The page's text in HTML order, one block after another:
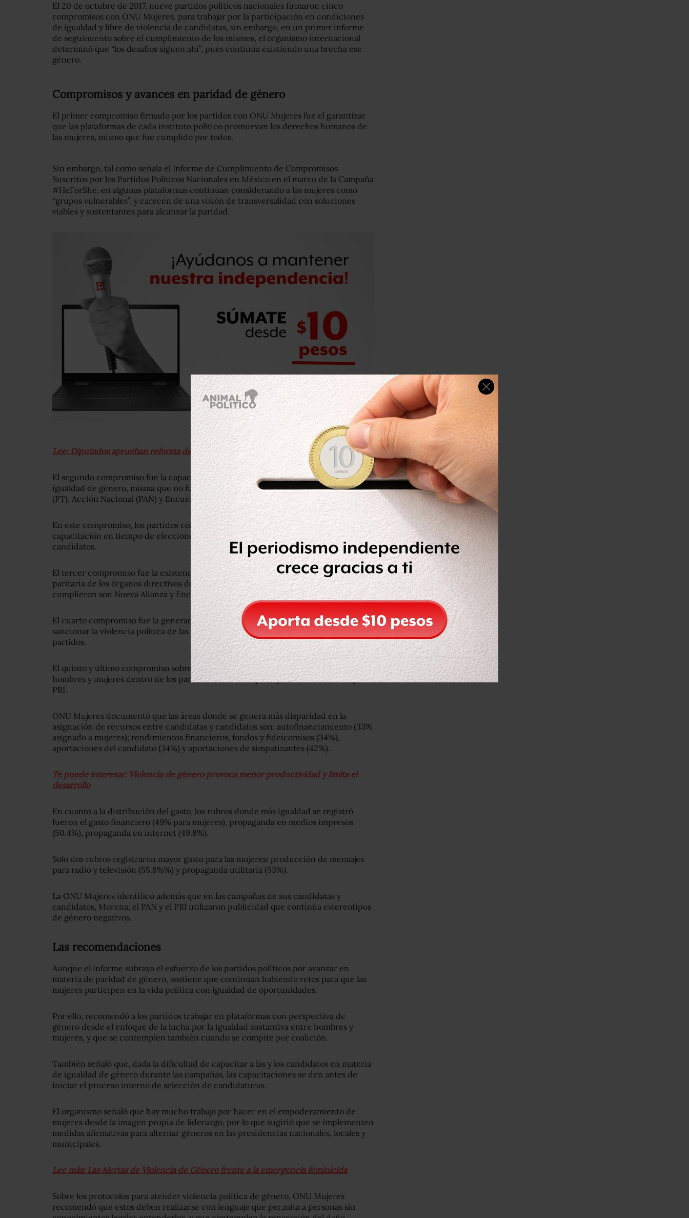
El 20 de octubre de 2017, nueve partidos políticos nacionales firmaron cinco
compromisos con ONU Mujeres, para trabajar por la participación en condiciones
de igualdad y libre de violencia de candidatas, sin embargo, en un primer informe
de seguimiento sobre el cumplimiento de los mismos, el organismo internacional
determinó que “los desafíos siguen ahí”, pues continúa existiendo una brecha ese
género.
Compromisos y avances en paridad de género
El primer compromiso firmado por los partidos con ONU Mujeres fue el garantizar
que las plataformas de cada instituto político promuevan los derechos humanos de
las mujeres, mismo que fue cumplido por todos.
Sin embargo, tal como señala el Informe de Cumplimiento de Compromisos
Suscritos por los Partidos Políticos Nacionales en México en el marco de la Campaña
#HeForShe, en algunas plataformas continúan considerando a las mujeres como
“grupos vulnerables”, y carecen de una visión de transversalidad con soluciones
viables y sustentantes para alcanzar la paridad.
Lee: Diputados aprueban reforma de paridad de género; pasa a los Congresos locales
El segundo compromiso fue la capacitación de candidatas y candidatos en temas de
igualdad de género, misma que no fue cumplido por Morena, el Partido del Trabajo
(PT), Acción Nacional (PAN) y Encuentro Social (PES).
En este compromiso, los partidos coincidieron en señalar que obligar la
capacitación en tiempo de elecciones resulta complejo por la ocupación de las y los
candidatos.
El tercer compromiso fue la existencia de una norma que prevea la integración
paritaria de los órganos directivos de los partidos políticos. Los institutos que no
cumplieron son Nueva Alianza y Encuentro Social.
El cuarto compromiso fue la generación de protocolos para prevenir, atender y
sancionar la violencia política de las mujeres, mismo que fue cumplido por todos los
partidos.
El quinto y último compromiso sobre la asignación equitativa de recursos para
hombres y mujeres dentro de los partidos no fue cumplido por Morena, el PAN y el
PRI.
ONU Mujeres documentó que las áreas donde se genera más disparidad en la
asignación de recursos entre candidatas y candidatos son: autofinanciamiento (33%
asignado a mujeres); rendimientos financieros, fondos y fideicomisos (34%),
aportaciones del candidato (34%) y aportaciones de simpatizantes (42%).
Te puede interesar: Violencia de género provoca menor productividad y limita el
desarrollo
En cuanto a la distribución del gasto, los rubros donde más igualdad se registró
fueron el gasto financiero (49% para mujeres), propaganda en medios impresos
(50.4%), propaganda en internet (49.8%).
Solo dos rubros registraron mayor gasto para las mujeres: producción de mensajes
para radio y televisión (55.8%%) y propaganda utilitaria (53%).
La ONU Mujeres identificó además que en las campañas de sus candidatas y
candidatos, Morena, el PAN y el PRI utilizaron publicidad que continúa estereotipos
de género negativos.
Las recomendaciones
Aunque el informe subraya el esfuerzo de los partidos políticos por avanzar en
materia de paridad de género, sostiene que continúan habiendo retos para que las
mujeres participen en la vida política con igualdad de oportunidades.
Por ello, recomendó a los partidos trabajar en plataformas con perspectiva de
género desde el enfoque de la lucha por la igualdad sustantiva entre hombres y
mujeres, y que se contemplen también cuando se compite por coalición.
También señaló que, dada la dificultad de capacitar a las y los candidatos en materia
de igualdad de género durante las campañas, las capacitaciones se den antes de
iniciar el proceso interno de selección de candidaturas.
El organismo señaló que hay mucho trabajo por hacer en el empoderamiento de
mujeres desde la imagen propia de liderazgo, por lo que sugirió que se implementen
medidas afirmativas para alternar géneros en las presidencias nacionales, locales y
municipales.
Lee más: Las Alertas de Violencia de Género frente a la emergencia feminicida
Sobre los protocolos para atender violencia política de género, ONU Mujeres
recomendó que estos deben realizarse con lenguaje que per,mita a personas sin